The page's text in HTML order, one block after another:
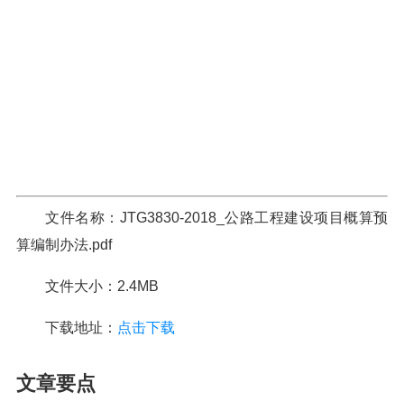
文件名称：JTG3830-2018_公路工程建设项目概算预
算编制办法.pdf
文件大小：2.4MB
下载地址： 点击下载
文章要点